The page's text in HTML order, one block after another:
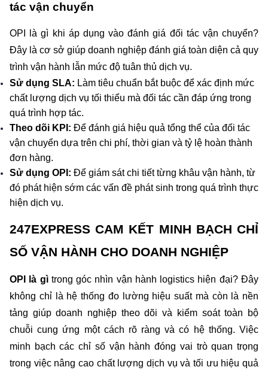
tác vận chuyển
OPI là gì khi áp dụng vào đánh giá đối tác vận chuyển?
Đây là cơ sở giúp doanh nghiệp đánh giá toàn diện cả quy
trình vận hành lẫn mức độ tuân thủ dịch vụ.
Sử dụng SLA: Làm tiêu chuẩn bắt buộc để xác định mức
chất lượng dịch vụ tối thiểu mà đối tác cần đáp ứng trong
quá trình hợp tác.
Theo dõi KPI: Để đánh giá hiệu quả tổng thể của đối tác
vận chuyển dựa trên chi phí, thời gian và tỷ lệ hoàn thành
đơn hàng.
Sử dụng OPI: Để giám sát chi tiết từng khâu vận hành, từ
đó phát hiện sớm các vấn đề phát sinh trong quá trình thực
hiện dịch vụ.
247EXPRESS CAM KẾT MINH BẠCH CHỈ
SỐ VẬN HÀNH CHO DOANH NGHIỆP
OPI là gì trong góc nhìn vận hành logistics hiện đại? Đây
không chỉ là hệ thống đo lường hiệu suất mà còn là nền
tảng giúp doanh nghiệp theo dõi và kiểm soát toàn bộ
chuỗi cung ứng một cách rõ ràng và có hệ thống. Việc
minh bạch các chỉ số vận hành đóng vai trò quan trọng
trong việc nâng cao chất lượng dịch vụ và tối ưu hiệu quả